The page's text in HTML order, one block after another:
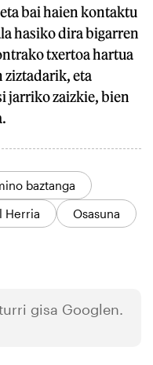
bai haien kontaktu
hasiko dira bigarren
txertoa hartua
ziztadarik, eta
jarriko zaizkie, bien
baztanga
Herria
Osasuna
gisa Googlen.